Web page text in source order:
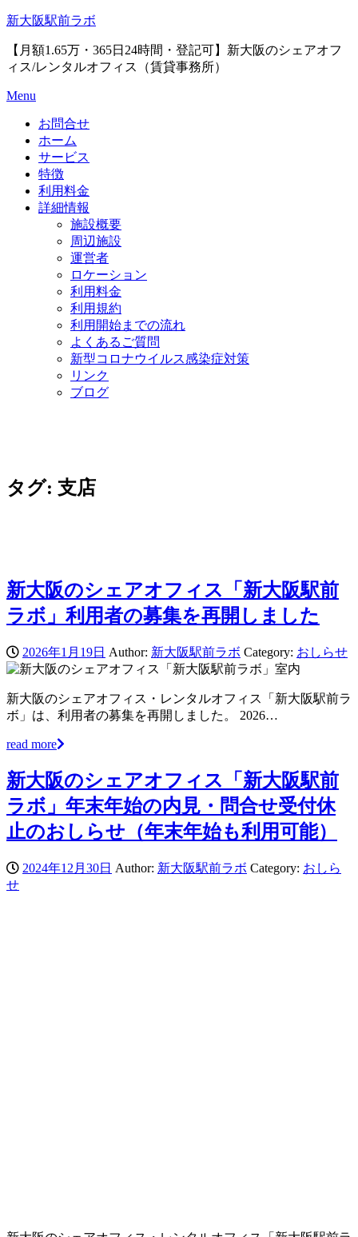
Skip
content
新大阪駅前ラボ
【月額1.65万・365日24時間・登記可】新大阪のシェアオフ
ィス/レンタルオフィス（賃貸事務所）
Menu
お問合せ
ホーム
サービス
特徴
利用料金
詳細情報
施設概要
周辺施設
運営者
ロケーション
利用料金
利用規約
利用開始までの流れ
よくあるご質問
新型コロナウイルス感染症対策
リンク
ブログ
タグ: 支店
新大阪のシェアオフィス「新大阪駅前
ラボ」利用者の募集を再開しました
2026年1月19日 Author: 新大阪駅前ラボ Category: おしらせ
新大阪のシェアオフィス・レンタルオフィス「新大阪駅前ラ
ボ」は、利用者の募集を再開しました。 2026…
read more
新大阪のシェアオフィス「新大阪駅前
ラボ」年末年始の内見・問合せ受付休
止のおしらせ（年末年始も利用可能）
2024年12月30日 Author: 新大阪駅前ラボ Category: おしら
せ